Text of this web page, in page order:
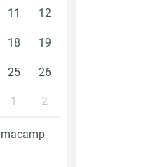
11 12
18 19
25 26
1 2